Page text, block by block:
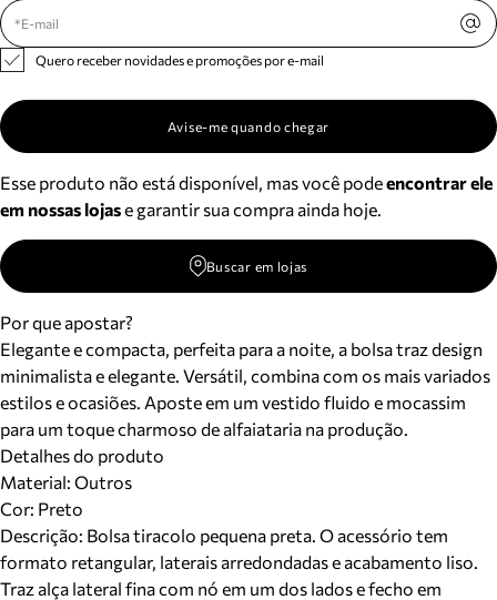
Quero receber novidades e promoções por e-mail
Avise-me quando chegar
Esse produto não está disponível, mas você podeencontrar ele
em nossas lojase garantir sua compra ainda hoje.
Buscar em lojas
Por que apostar?
Elegante e compacta, perfeita para a noite, a bolsa traz design
minimalista e elegante. Versátil, combina com os mais variados
estilos e ocasiões. Aposte em um vestido fluido e mocassim
para um toque charmoso de alfaiataria na produção.
Detalhes do produto
Material: Outros
Cor: Preto
Descrição: Bolsa tiracolo pequena preta. O acessório tem
formato retangular, laterais arredondadas e acabamento liso.
Traz alça lateral fina com nó em um dos lados e fecho em